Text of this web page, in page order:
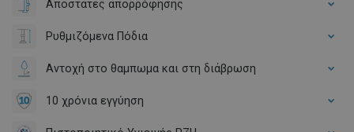
Αποστάτες απορρόφησης
Ρυθμιζόμενα Πόδια
Αντοχή στο θαμπωμα και στη διάβρωση
10 χρόνια εγγύηση